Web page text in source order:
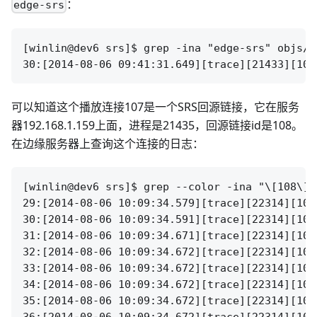
edge-srs ：
[winlin@dev6 srs]$ grep -ina "edge-srs"
可以知道这个播放连接107是一个SRS回源链接，它在服务
器192.168.1.159上面，进程是21435，回源链接id是108。
在边缘服务器上查询这个连接的日志：
[winlin@dev6 srs]$ grep --color -ina
29:[2014-08-06
30:[2014-08-06
31:[2014-08-06
32:[2014-08-06
33:[2014-08-06
34:[2014-08-06
35:[2014-08-06